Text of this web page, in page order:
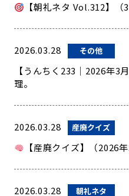
【朝礼ネタ Vol.312】（3
2026.03.28 その他
【うんちく233｜2026年3
理。
2026.03.28 産廃クイズ
【産廃クイズ】（2026年
2026.03.28 朝礼ネタ